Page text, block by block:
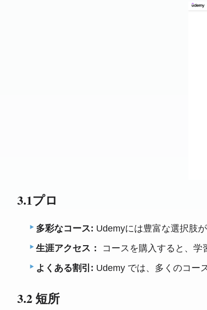
3.1プロ
多彩なコース: Udemyには豊富な選択肢
生涯アクセス：
コースを購入すると、学
よくある割引: Udemy では、多くのコー
3.2 短所